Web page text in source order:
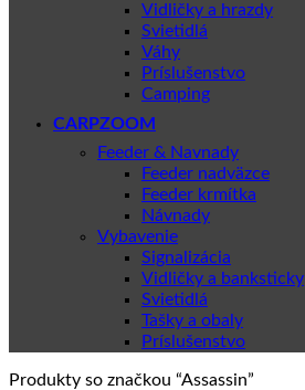
Vidličky a hrazdy
Svietidlá
Váhy
Príslušenstvo
Camping
CARPZOOM
Feeder & Navnady
Feeder nadväzce
Feeder krmítka
Návnady
Vybavenie
Signalizácia
Vidličky a banksticky
Svietidlá
Tašky a obaly
Príslušenstvo
Produkty so značkou “Assassin”